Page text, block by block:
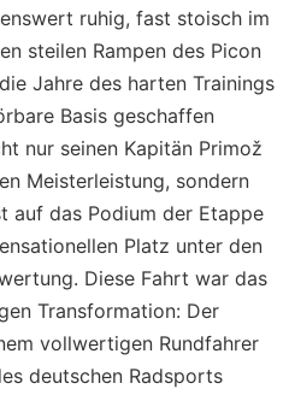
ruhig, fast stoisch im
steilen Rampen des Picon
Jahre des harten Trainings
Basis geschaffen
nur seinen Kapitän Primož
Meisterleistung, sondern
auf das Podium der Etappe
Platz unter den
Diese Fahrt war das
Transformation: Der
vollwertigen Rundfahrer
deutschen Radsports